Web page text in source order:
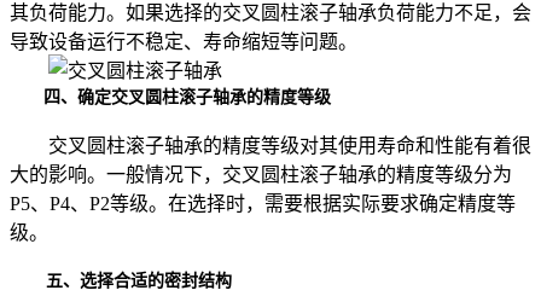
其负荷能力。如果选择的交叉圆柱滚子轴承负荷能力不足，会
导致设备运行不稳定、寿命缩短等问题。
四、确定交叉圆柱滚子轴承的精度等级
交叉圆柱滚子轴承的精度等级对其使用寿命和性能有着很
大的影响。一般情况下，交叉圆柱滚子轴承的精度等级分为
P5、P4、P2等级。在选择时，需要根据实际要求确定精度等
级。
五、选择合适的密封结构